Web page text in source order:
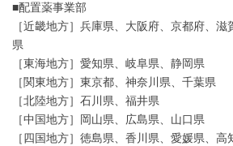
■配置薬事業部
［近畿地方］兵庫県、大阪府、京都府、
県
［東海地方］愛知県、岐阜県、静岡県
［関東地方］東京都、神奈川県、千葉県
［北陸地方］石川県、福井県
［中国地方］岡山県、広島県、山口県
［四国地方］徳島県、香川県、愛媛県、高